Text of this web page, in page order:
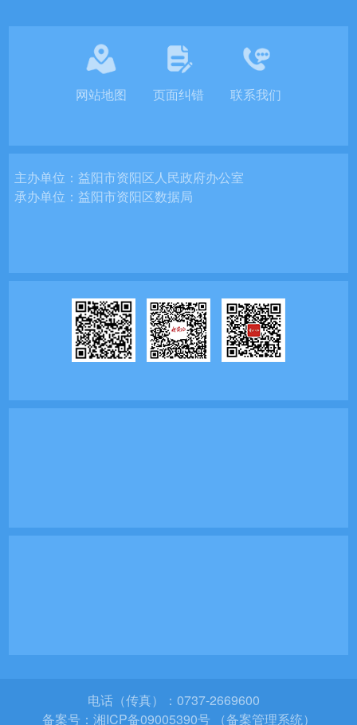
网站地图 页面纠错 联系我们
主办单位：益阳市资阳区人民政府办公室
承办单位：益阳市资阳区数据局
电话（传真）：0737-2669600
备案号： 湘ICP备09005390号 （备案管理系统）